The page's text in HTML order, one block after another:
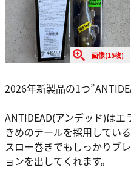
画像(15枚)
2026年新製品の1つ
ANTIDEAD(アンデッド)は
きめのテールを採用してい
スロー巻きでもしっかりブ
ョンを出してくれます。